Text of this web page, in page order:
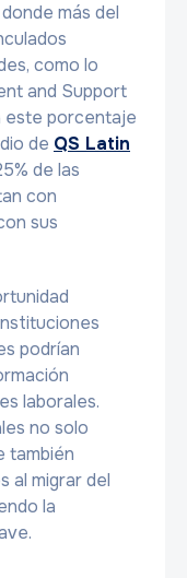
más del
como lo
and Support
este porcentaje
de QS Latin
de las
con
sus
podrían
laborales.
no solo
también
al migrar del
la